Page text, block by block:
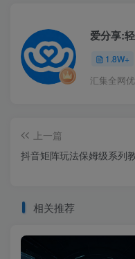
爱分享:
1.8W+
汇集全网
上一篇
抖音矩阵玩法保姆级系列
相关推荐